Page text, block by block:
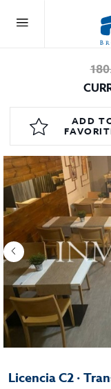
ADD
Licencia C2 ·